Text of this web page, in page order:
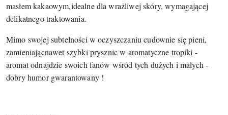
masłem kakaowym,idealne dla wrażliwej skóry, wymagającej
delikatnego traktowania.
Mimo swojej subtelności w oczyszczaniu cudownie się pieni,
zamieniającnawet szybki prysznic w aromatyczne tropiki -
aromat odnajdzie swoich fanów wśród tych dużych i małych -
dobry humor gwarantowany !